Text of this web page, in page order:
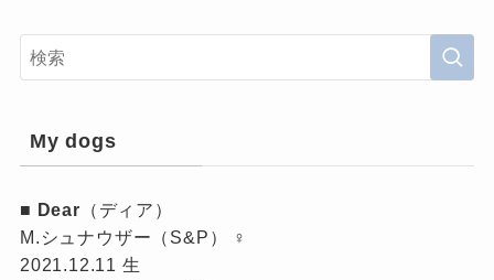
My dogs
■ Dear （ディア）
M.シュナウザー（S&P） ♀
2021.12.11 生